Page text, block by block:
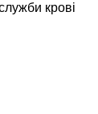
крові